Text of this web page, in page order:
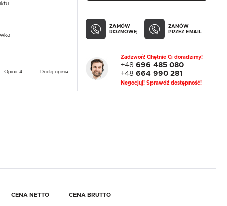
Opinii: 4 Dodaj opinię
ZAMÓW
ROZMOWĘ
ZAMÓW
PRZEZ EMAIL
Zadzwoń! Chętnie Ci doradzimy!
+48 696 485 080
+48 664 990 281
Negocjuj! Sprawdź dostępność!
CENA NETTO CENA BRUTTO